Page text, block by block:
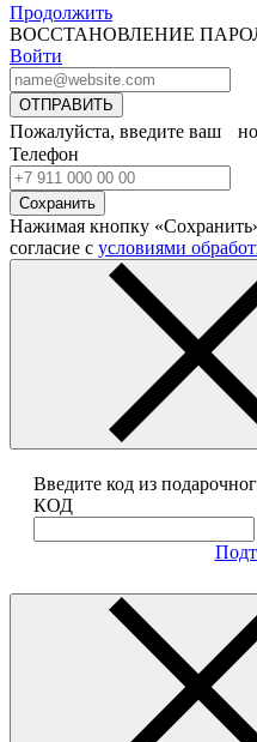
Продолжить
ВОССТАНОВЛЕНИЕ
Войти
ОТПРАВИТЬ
Пожалуйста, введите ваш
Телефон
Сохранить
Нажимая кнопку
согласие с условиями
Введите код из
КОД